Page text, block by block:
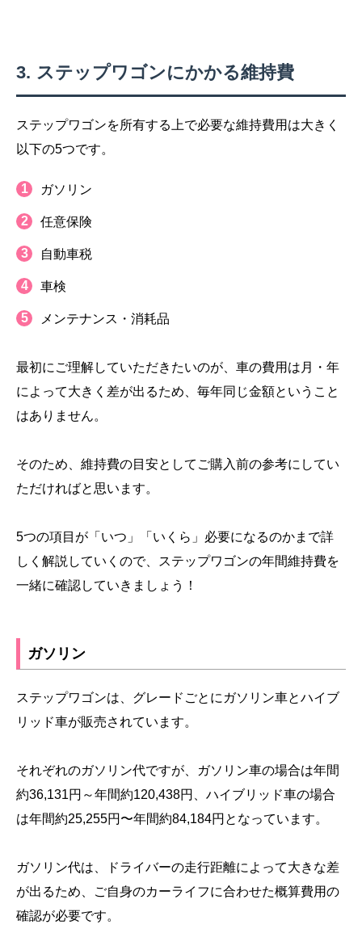
ステップワゴンにかかる維持費
ステップワゴンを所有する上で必要な維持費用は大きく
以下の5つです。
ガソリン
任意保険
自動車税
車検
メンテナンス・消耗品
最初にご理解していただきたいのが、車の費用は月・年
によって大きく差が出るため、毎年同じ金額ということ
はありません。
そのため、維持費の目安としてご購入前の参考にしてい
ただければと思います。
5つの項目が「いつ」「いくら」必要になるのかまで詳
しく解説していくので、ステップワゴンの年間維持費を
一緒に確認していきましょう！
ガソリン
ステップワゴンは、グレードごとにガソリン車とハイブ
リッド車が販売されています。
それぞれのガソリン代ですが、ガソリン車の場合は年間
約36,131円～年間約120,438円、ハイブリッド車の場合
は年間約25,255円〜年間約84,184円となっています。
ガソリン代は、ドライバーの走行距離によって大きな差
が出るため、ご自身のカーライフに合わせた概算費用の
確認が必要です。